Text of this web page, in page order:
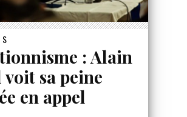
: Alain
voit sa peine
en appel